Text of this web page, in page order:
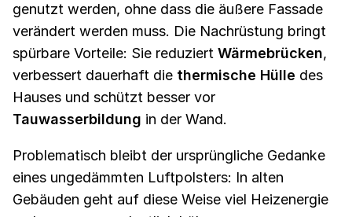
genutzt werden, ohne dass die äußere Fassade
verändert werden muss. Die Nachrüstung bringt
spürbare Vorteile: Sie reduziert Wärmebrücken,
verbessert dauerhaft die thermische Hülle des
Hauses und schützt besser vor
Tauwasserbildung in der Wand.
Problematisch bleibt der ursprüngliche Gedanke
eines ungedämmten Luftpolsters: In alten
Gebäuden geht auf diese Weise viel Heizenergie